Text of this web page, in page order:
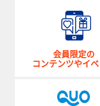
会員限定の
コンテンツやイ